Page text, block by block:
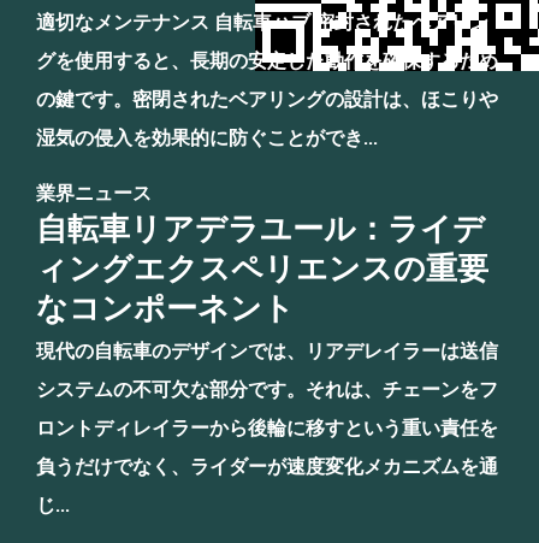
適切なメンテナンス 自転車ハブ 密封されたベアリン
グを使用すると、長期の安定した動作を確保するため
の鍵です。密閉されたベアリングの設計は、ほこりや
湿気の侵入を効果的に防ぐことができ...
業界ニュース
自転車リアデラユール：ライデ
ィングエクスペリエンスの重要
なコンポーネント
現代の自転車のデザインでは、リアデレイラーは送信
システムの不可欠な部分です。それは、チェーンをフ
ロントディレイラーから後輪に移すという重い責任を
負うだけでなく、ライダーが速度変化メカニズムを通
じ...